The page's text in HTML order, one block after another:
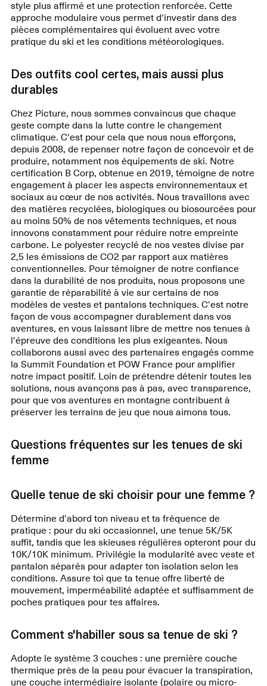
style plus affirmé et une protection renforcée. Cette
approche modulaire vous permet d'investir dans des
pièces complémentaires qui évoluent avec votre
pratique du ski et les conditions météorologiques.
Des outfits cool certes, mais aussi plus
durables
Chez Picture, nous sommes convaincus que chaque
geste compte dans la lutte contre le changement
climatique. C'est pour cela que nous nous efforçons,
depuis 2008, de repenser notre façon de concevoir et de
produire, notamment nos équipements de ski. Notre
certification B Corp, obtenue en 2019, témoigne de notre
engagement à placer les aspects environnementaux et
sociaux au cœur de nos activités. Nous travaillons avec
des matières recyclées, biologiques ou biosourcées pour
au moins 50% de nos vêtements techniques, et nous
innovons constamment pour réduire notre empreinte
carbone. Le polyester recyclé de nos vestes divise par
2,5 les émissions de CO2 par rapport aux matières
conventionnelles. Pour témoigner de notre confiance
dans la durabilité de nos produits, nous proposons une
garantie de réparabilité à vie sur certains de nos
modèles de vestes et pantalons techniques. C'est notre
façon de vous accompagner durablement dans vos
aventures, en vous laissant libre de mettre nos tenues à
l'épreuve des conditions les plus exigeantes. Nous
collaborons aussi avec des partenaires engagés comme
la Summit Foundation et POW France pour amplifier
notre impact positif. Loin de prétendre détenir toutes les
solutions, nous avançons pas à pas, avec transparence,
pour que vos aventures en montagne contribuent à
préserver les terrains de jeu que nous aimons tous.
Questions fréquentes sur les tenues de ski
femme
Quelle tenue de ski choisir pour une femme ?
Détermine d'abord ton niveau et ta fréquence de
pratique : pour du ski occasionnel, une tenue 5K/5K
suffit, tandis que les skieuses régulières opteront pour du
10K/10K minimum. Privilégie la modularité avec veste et
pantalon séparés pour adapter ton isolation selon les
conditions. Assure toi que ta tenue offre liberté de
mouvement, imperméabilité adaptée et suffisamment de
poches pratiques pour tes affaires.
Comment s'habiller sous sa tenue de ski ?
Adopte le système 3 couches : une première couche
thermique près de la peau pour évacuer la transpiration,
une couche intermédiaire isolante (polaire ou micro-